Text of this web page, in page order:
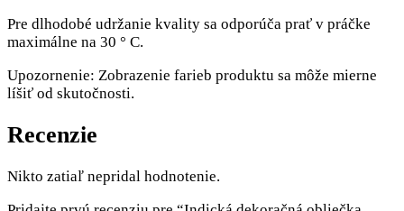
Pre dlhodobé udržanie kvality sa odporúča prať v práčke
maximálne na 30 ° C.
Upozornenie: Zobrazenie farieb produktu sa môže mierne
líšiť od skutočnosti.
Recenzie
Nikto zatiaľ nepridal hodnotenie.